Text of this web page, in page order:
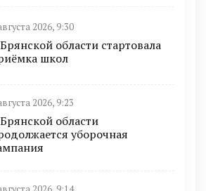
2026, 9:30
области стартовала
школ
2026, 9:23
области
уборочная